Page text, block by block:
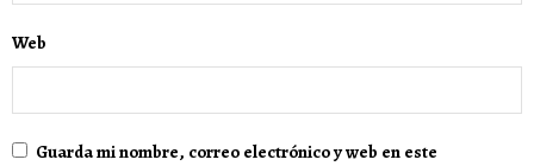
Web
Guarda mi nombre, correo electrónico y web en este